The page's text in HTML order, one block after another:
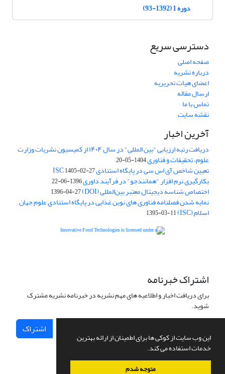
این وب سایت از کوکی ها برای اطمینان از ارائه بهترین
خدمات استفاده می کند.
متوجه شدم
دوره 1 (1392-93)
دسترسی سریع
صفحه اصلی
درباره نشریه
اعضای هیات تحریریه
ارسال مقاله
تماس با ما
نقشه سایت
آخرین اخبار
دریافت رتبه ارزیابی "بین المللی" در سال ۱۴۰۴ از کمیسیون نشریات وزارت
علوم، تحقیقات و فناوری1404-05-20
تعیین شاخص آی اس سی در پایگاه استنادی ISC1405-02-27
بکارگیری نرم افزار "همانندجو" در فرآیند داوری1396-06-22
اختصاص شناسه دیجیتال معتبر بین‌المللی (DOI) 1396-04-27
نمایه شدن فصلنامه فناوری های نوین غذایی در پایگاه استنادی علوم جهان
اسلام (ISC) 1395-03-11
اشتراک خبرنامه
برای دریافت اخبار و اطلاعیه های مهم نشریه در خبرنامه نشریه مشترک
شوید.
اشتراک